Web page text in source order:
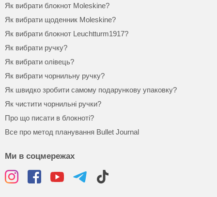
Як вибрати блокнот Moleskine?
Як вибрати щоденник Moleskine?
Як вибрати блокнот Leuchtturm1917?
Як вибрати ручку?
Як вибрати олівець?
Як вибрати чорнильну ручку?
Як швидко зробити самому подарункову упаковку?
Як чистити чорнильні ручки?
Про що писати в блокноті?
Все про метод планування Bullet Journal
Ми в соцмережах